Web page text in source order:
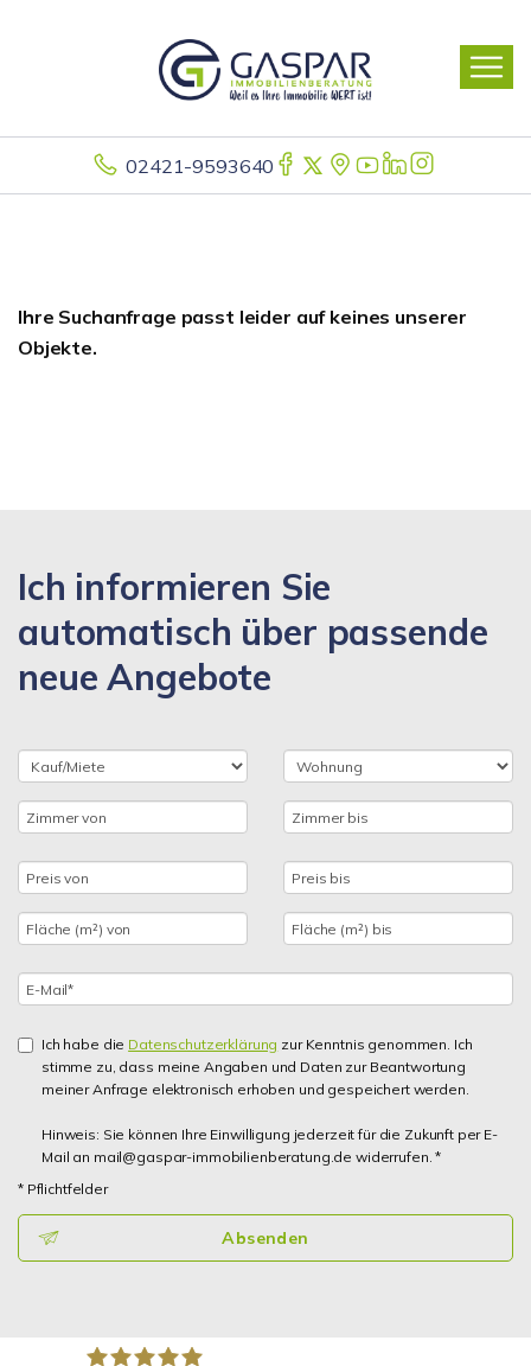
02421-9593640
Ihre Suchanfrage passt leider auf keines unserer
Objekte.
Ich informieren Sie
automatisch über passende
neue Angebote
Ich habe die Datenschutzerklärung zur Kenntnis genommen. Ich
stimme zu, dass meine Angaben und Daten zur Beantwortung
meiner Anfrage elektronisch erhoben und gespeichert werden.
Hinweis: Sie können Ihre Einwilligung jederzeit für die Zukunft per E-
Mail an mail@gaspar-immobilienberatung.de widerrufen. *
* Pflichtfelder
Absenden